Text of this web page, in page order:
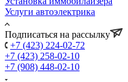
Услуги автоэлектрика
Подписаться на рассылку
+7 (423) 224-02-72
+7 (423) 258-02-10
+7 (908) 448-02-10